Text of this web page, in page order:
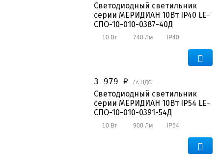
Светодиодный светильник
серии МЕРИДИАН 10Вт IP40 LE-
СПО-10-010-0387-40Д
10 Вт 740 Лм IP40
Светодиодный светильник
серии МЕРИДИАН 10Вт IP54 LE-
СПО-10-010-0391-54Д
10 Вт 900 Лм IP54
3 979 ₽ / с НДС